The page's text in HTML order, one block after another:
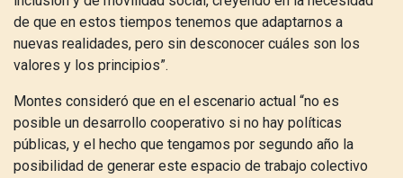
de que en estos tiempos tenemos que adaptarnos a
nuevas realidades, pero sin desconocer cuáles son los
valores y los principios”.
Montes consideró que en el escenario actual “no es
posible un desarrollo cooperativo si no hay políticas
públicas, y el hecho que tengamos por segundo año la
posibilidad de generar este espacio de trabajo colectivo